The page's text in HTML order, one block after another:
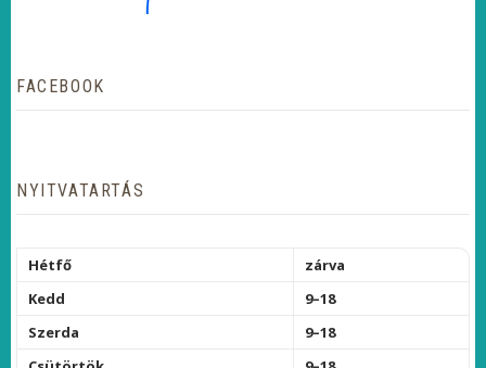
FACEBOOK
NYITVATARTÁS
Hétfő
zárva
Kedd
9–18
Szerda
9–18